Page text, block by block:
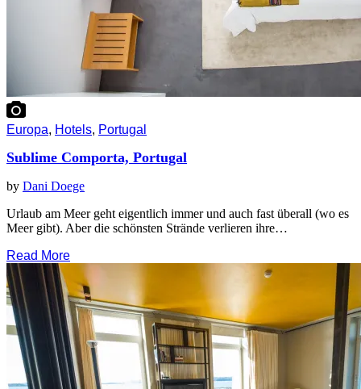
Europa, Hotels, Portugal
Sublime Comporta, Portugal
by Dani Doege
Urlaub am Meer geht eigentlich immer und auch fast überall (wo es
Meer gibt). Aber die schönsten Strände verlieren ihre…
Read More